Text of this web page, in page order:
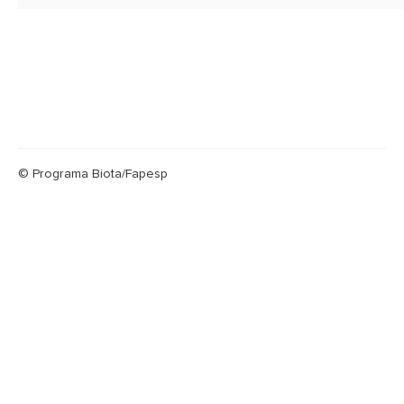
© Programa Biota/Fapesp